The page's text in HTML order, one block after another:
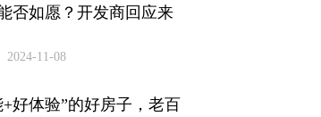
否如愿？开发商回应来
2024-11-08
+好体验”的好房子，老百